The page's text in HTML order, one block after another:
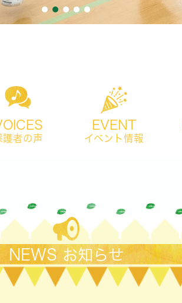
護者の声
EVENT
イベント情報
NEWS お知らせ